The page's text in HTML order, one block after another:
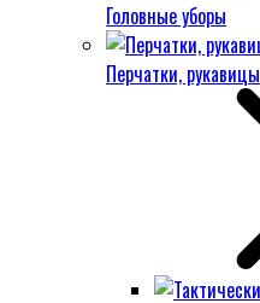
Головные уборы
Перчатки, рукавицы